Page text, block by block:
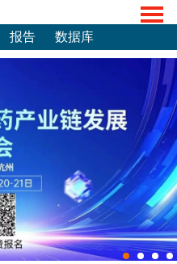
报告 数据库